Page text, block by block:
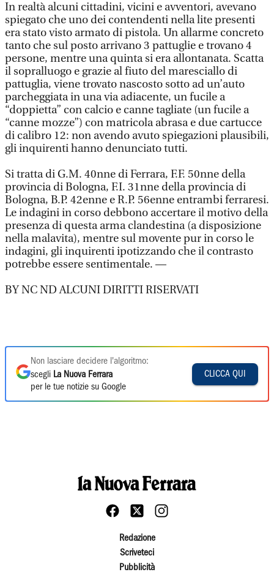
In realtà alcuni cittadini, vicini e avventori, avevano
spiegato che uno dei contendenti nella lite presenti
era stato visto armato di pistola. Un allarme concreto
tanto che sul posto arrivano 3 pattuglie e trovano 4
persone, mentre una quinta si era allontanata. Scatta
il sopralluogo e grazie al fiuto del maresciallo di
pattuglia, viene trovato nascosto sotto ad un’auto
parcheggiata in una via adiacente, un fucile a
“doppietta” con calcio e canne tagliate (un fucile a
“canne mozze”) con matricola abrasa e due cartucce
di calibro 12: non avendo avuto spiegazioni plausibili,
gli inquirenti hanno denunciato tutti.
Si tratta di G.M. 40nne di Ferrara, F.F. 50nne della
provincia di Bologna, F.I. 31nne della provincia di
Bologna, B.P. 42enne e R.P. 56enne entrambi ferraresi.
Le indagini in corso debbono accertare il motivo della
presenza di questa arma clandestina (a disposizione
nella malavita), mentre sul movente pur in corso le
indagini, gli inquirenti ipotizzando che il contrasto
potrebbe essere sentimentale. —
BY NC ND ALCUNI DIRITTI RISERVATI
Non lasciare decidere l'algoritmo:
scegli La Nuova Ferrara
per le tue notizie su Google
CLICCA QUI
Redazione
Scriveteci
Pubblicità